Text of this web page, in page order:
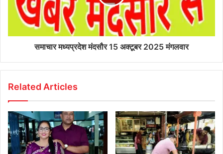
समाचार मध्यप्रदेश मंदसौर 15 अक्टूबर 2025 मंगलवार
Related Articles